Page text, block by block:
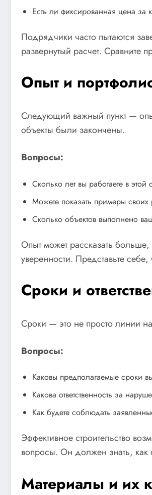
Есть ли фиксированная цена за
Подрядчики часто пытаются
развернутый расчет. Сравните
Опыт и
Следующий важный пункт —
объекты были закончены.
Вопросы:
Сколько лет вы работаете в этой
Можете показать примеры своих
Сколько объектов выполнено
Опыт может рассказать
уверенности. Представьте
Сроки и
Сроки — это не просто линии
Вопросы:
Каковы предполагаемые сроки
Какова ответственность за
Как будете соблюдать
Эффективное строительство
вопросы. Он должен знать, как
Материалы и их